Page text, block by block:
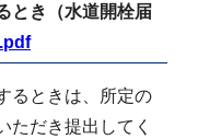
とき（水道開栓届
るときは、所定の
ただき提出してく